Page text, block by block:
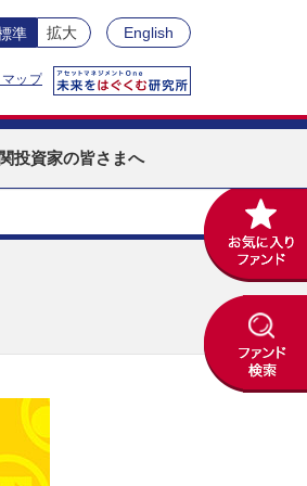
準 拡大 English
ップ
投資家の皆さまへ